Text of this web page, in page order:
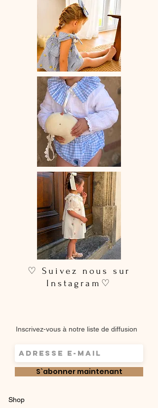
♡ Suivez nous sur
Instagram♡
Inscrivez-vous à notre liste de diffusion
S`abonner maintenant
Shop